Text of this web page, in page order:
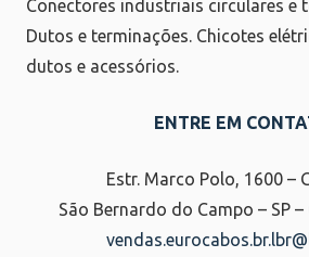
Conectores industriais circulares e
Dutos e terminações. Chicotes
dutos e acessórios.
ENTRE EM
Estr. Marco Polo, 1600 –
São Bernardo do Campo – SP –